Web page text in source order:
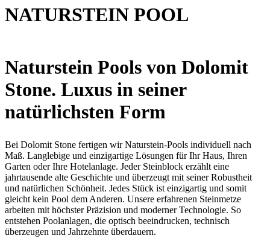
NATURSTEIN POOL
Naturstein Pools von Dolomit
Stone. Luxus in seiner
natürlichsten Form
Bei Dolomit Stone fertigen wir Naturstein-Pools individuell nach
Maß. Langlebige und einzigartige Lösungen für Ihr Haus, Ihren
Garten oder Ihre Hotelanlage. Jeder Steinblock erzählt eine
jahrtausende alte Geschichte und überzeugt mit seiner Robustheit
und natürlichen Schönheit. Jedes Stück ist einzigartig und somit
gleicht kein Pool dem Anderen. Unsere erfahrenen Steinmetze
arbeiten mit höchster Präzision und moderner Technologie. So
entstehen Poolanlagen, die optisch beeindrucken, technisch
überzeugen und Jahrzehnte überdauern.